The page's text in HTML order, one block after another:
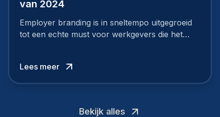
van 2024
Employer branding is in sneltempo uitgegroeid
tot een echte must voor werkgevers die het
Lees meer
Bekijk alles